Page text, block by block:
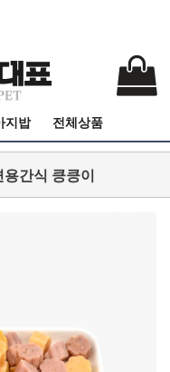
지밥 전체상품
간식 킁킁이